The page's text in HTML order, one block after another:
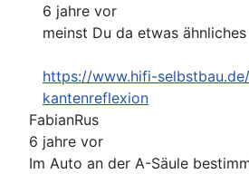
6 jahre vor
meinst Du da etwas
https://www.hifi-
kantenreflexion
FabianRus
6 jahre vor
Im Auto an der A-Säule